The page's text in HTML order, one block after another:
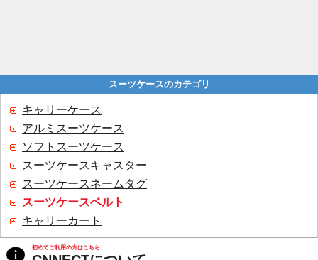
スーツケースのカテゴリ
キャリーケース
アルミスーツケース
ソフトスーツケース
スーツケースキャスター
スーツケースネームタグ
スーツケースベルト
キャリーカート
初めてご利用の方はこちら